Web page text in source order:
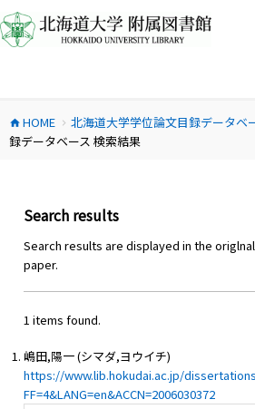
ン
テ
ス
キ
home HOME chevron_right 北海道大学学位論文目録データベ
録データベース 検索結果
Search results
Search results are displayed in the
paper.
1 items found.
嶋田,陽一 (シマダ,ヨウイチ)
https://www.lib.hokudai.ac.jp/
FF=4&LANG=en&ACCN=2006030372